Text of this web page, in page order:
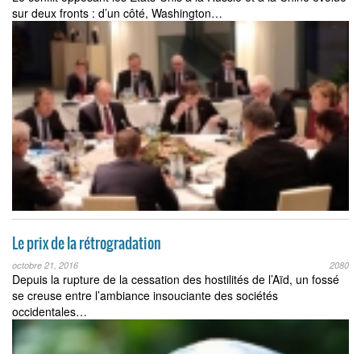
sur deux fronts : d’un côté, Washington…
Le prix de la rétrogradation
octobre 21, 2016 2080
Depuis la rupture de la cessation des hostilités de l’Aïd, un fossé
se creuse entre l’ambiance insouciante des sociétés
occidentales…